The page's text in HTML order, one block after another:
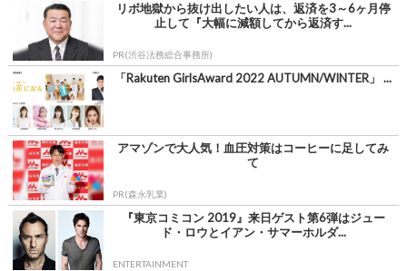
リボ地獄から抜け出したい人は、返済を3～6ヶ月停
止して『大幅に減額してから返済す...
PR(渋谷法務総合事務所)
「Rakuten GirlsAward 2022 AUTUMN/WINTER」 ...
アマゾンで大人気！血圧対策はコーヒーに足してみ
て
PR(森永乳業)
『東京コミコン 2019』来日ゲスト第6弾はジュー
ド・ロウとイアン・サマーホルダ...
ENTERTAINMENT